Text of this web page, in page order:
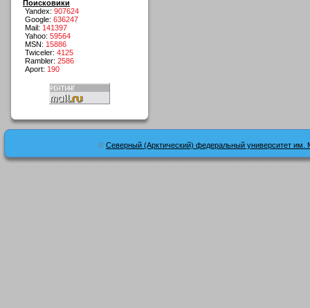
Поисковики
Yandex: 907624
Google: 636247
Mail: 141397
Yahoo: 59564
MSN: 15886
Twiceler: 4125
Rambler: 2586
Aport: 190
© Северный (Арктический) федеральный университет